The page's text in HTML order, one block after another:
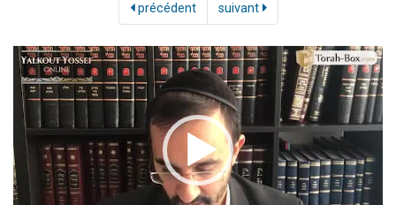
précédent suivant